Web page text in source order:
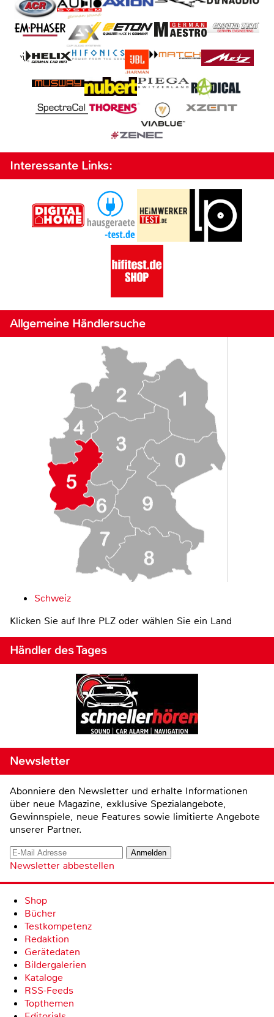
Interessante Links:
Allgemeine Händlersuche
Schweiz
Klicken Sie auf Ihre PLZ oder wählen Sie ein Land
Händler des Tages
Newsletter
Abonniere den Newsletter und erhalte Informationen
über neue Magazine, exklusive Spezialangebote,
Gewinnspiele, neue Features sowie limitierte Angebote
unserer Partner.
Newsletter abbestellen
Shop
Bücher
Testkompetenz
Redaktion
Gerätedaten
Bildergalerien
Kataloge
RSS-Feeds
Topthemen